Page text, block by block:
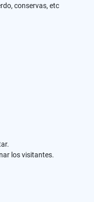
conservas, etc
los visitantes.